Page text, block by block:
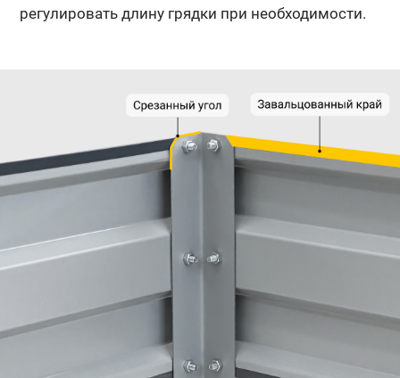
регулировать длину грядки при необходимости.